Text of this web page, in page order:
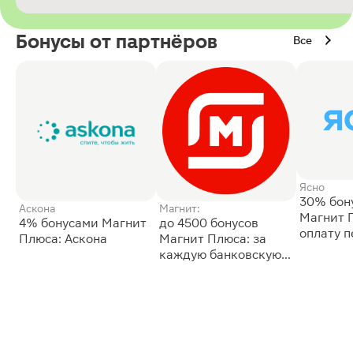
Бонусы от партнёров Все
Аскона
4% бонусами Магнит
Плюса: Аскона
Магнит:
до 4500 бонусов
Магнит Плюса: за
каждую банковскую
Ясно
30%
Магнит
оплату